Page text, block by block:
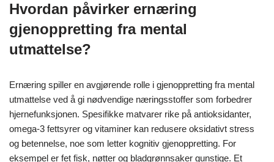
Hvordan påvirker ernæring
gjenoppretting fra mental
utmattelse?
Ernæring spiller en avgjørende rolle i gjenoppretting fra mental
utmattelse ved å gi nødvendige næringsstoffer som forbedrer
hjernefunksjonen. Spesifikke matvarer rike på antioksidanter,
omega-3 fettsyrer og vitaminer kan redusere oksidativt stress
og betennelse, noe som letter kognitiv gjenoppretting. For
eksempel er fet fisk, nøtter og bladgrønnsaker gunstige. Et